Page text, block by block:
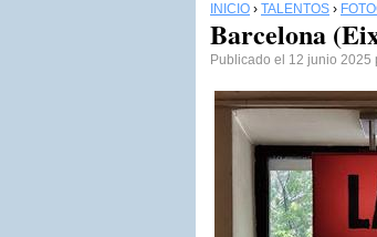
INICIO › TALENTOS ›
Barcelona
Publicado el 12 junio 2025